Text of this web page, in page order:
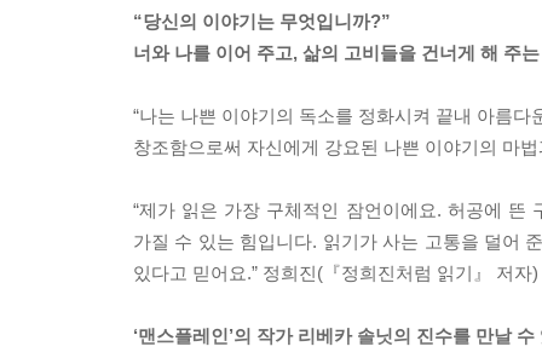
“당신의 이야기는 무엇입니까?”
너와 나를 이어 주고, 삶의 고비들을 건너게 해 주
“나는 나쁜 이야기의 독소를 정화시켜 끝내 아름
창조함으로써 자신에게 강요된 나쁜 이야기의 마
“제가 읽은 가장 구체적인 잠언이에요. 허공에
가질 수 있는 힘입니다. 읽기가 사는 고통을 덜어
있다고 믿어요.” 정희진(『정희진처럼 읽기』 저자)
‘맨스플레인’의 작가 리베카 솔닛의 진수를 만날